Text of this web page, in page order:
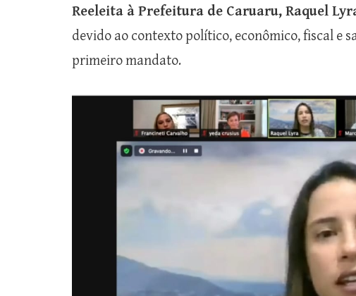
Reeleita à Prefeitura de Caruaru, Raquel
devido ao contexto político, econômico, fiscal e
primeiro mandato.